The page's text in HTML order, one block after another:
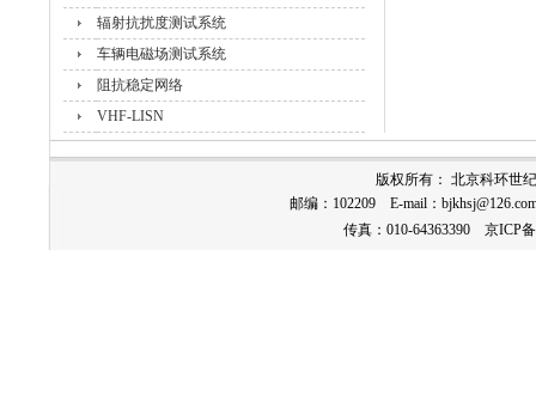
辐射抗扰度测试系统
车辆电磁场测试系统
阻抗稳定网络
VHF-LISN
版权所有： 北京科环世
邮编：102209 E-mail：
传真：010-64363390 京ICP